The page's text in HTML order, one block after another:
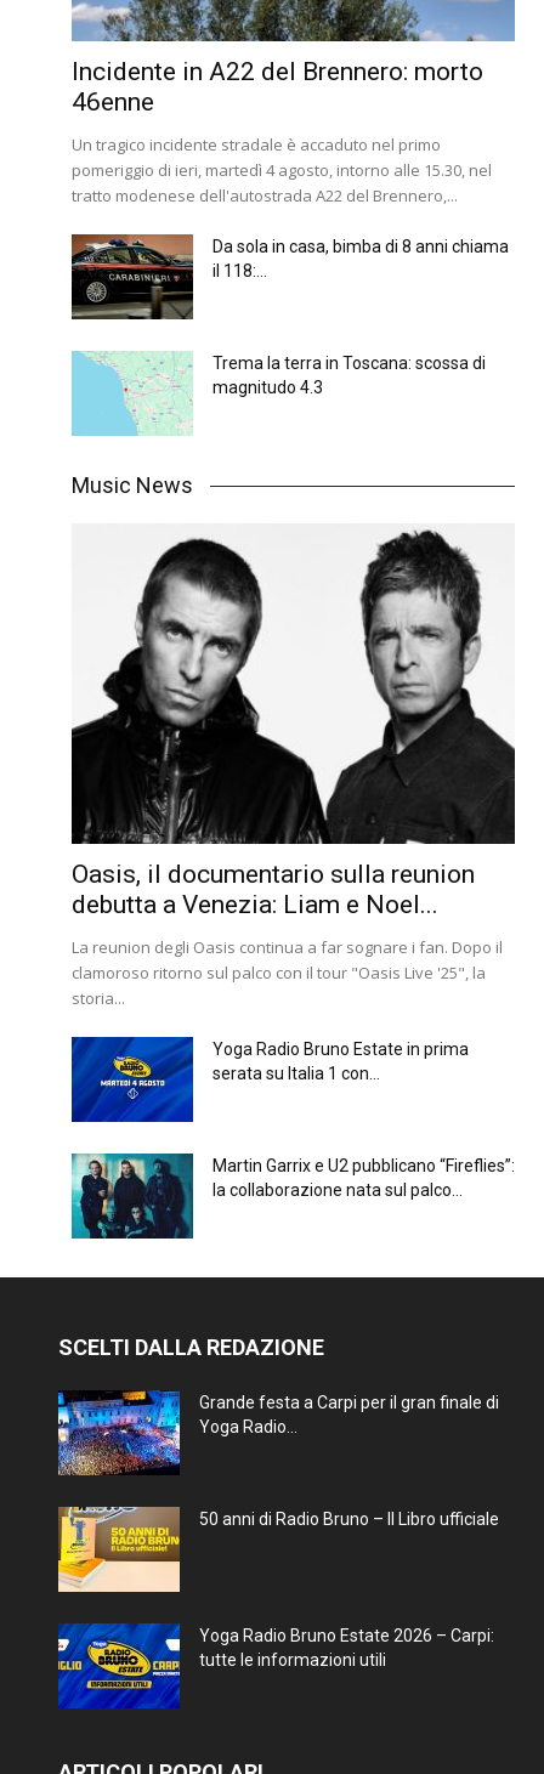
Incidente in A22 del Brennero: morto
46enne
Un tragico incidente stradale è accaduto nel primo
pomeriggio di ieri, martedì 4 agosto, intorno alle 15.30, nel
tratto modenese dell'autostrada A22 del Brennero,...
Da sola in casa, bimba di 8 anni chiama
il 118:...
Trema la terra in Toscana: scossa di
magnitudo 4.3
Music News
Oasis, il documentario sulla reunion
debutta a Venezia: Liam e Noel...
La reunion degli Oasis continua a far sognare i fan. Dopo il
clamoroso ritorno sul palco con il tour "Oasis Live '25", la
storia...
Yoga Radio Bruno Estate in prima
serata su Italia 1 con...
Martin Garrix e U2 pubblicano “Fireflies”:
la collaborazione nata sul palco...
SCELTI DALLA REDAZIONE
Grande festa a Carpi per il gran finale di
Yoga Radio...
50 anni di Radio Bruno – Il Libro ufficiale
Yoga Radio Bruno Estate 2026 – Carpi:
tutte le informazioni utili